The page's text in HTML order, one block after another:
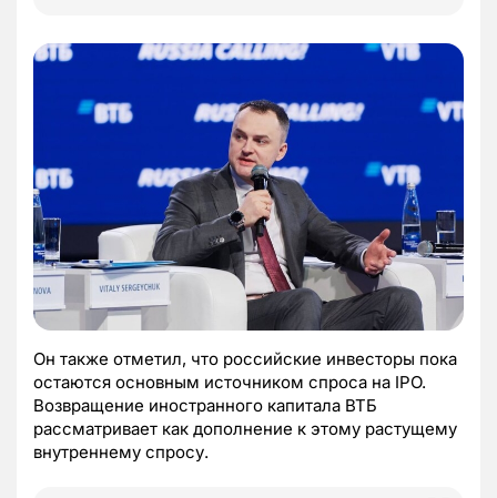
Он также отметил, что российские инвесторы пока
остаются основным источником спроса на IPO.
Возвращение иностранного капитала ВТБ
рассматривает как дополнение к этому растущему
внутреннему спросу.